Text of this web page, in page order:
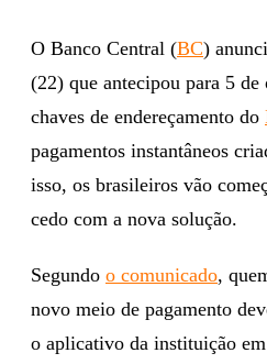
O Banco Central (BC)
(22) que antecipou para 5
chaves de endereçamento do
pagamentos instantâneos
isso, os brasileiros vão
cedo com a nova solução.
Segundo o comunicado,
novo meio de pagamento
o aplicativo da instituição